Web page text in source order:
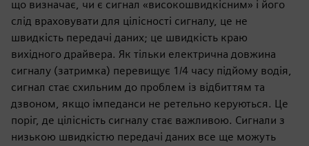
що визначає, чи є сигнал «високошвидкісним» і його
слід враховувати для цілісності сигналу, це не
швидкість передачі даних; це швидкість краю
вихідного драйвера. Як тільки електрична довжина
сигналу (затримка) перевищує 1/4 часу підйому водія,
сигнал стає схильним до проблем із відбиттям та
дзвоном, якщо імпеданси не ретельно керуються. Це
поріг, де цілісність сигналу стає важливою. Сигнали з
низькою швидкістю передачі даних все ще можуть